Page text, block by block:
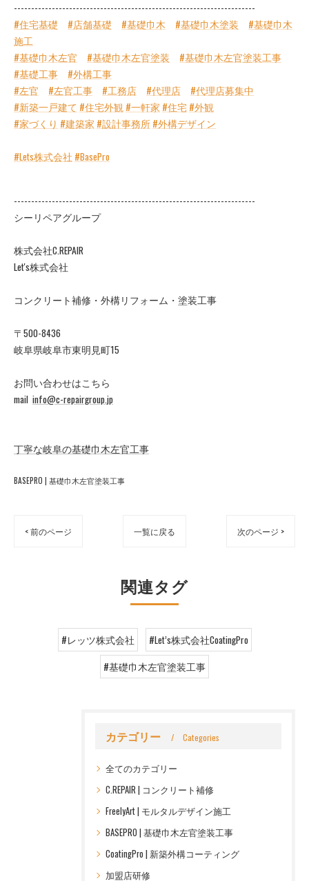
----------------------------------------------------------------------
#住宅基礎
#店舗基礎 #基礎巾木 #基礎巾木塗装
#基礎巾木
施工
#基礎巾木左官
#基礎巾木左官塗装
#基礎巾木左官塗装工事
#基礎工事
#外構工事
#左官
#左官工事 #工務店 #代理店
#代理店募集中
#新築一戸建て #住宅外観 #一軒家 #住宅 #外観
#家づくり #建築家 #設計事務所 #外構デザイン
#Lets株式会社 #BasePro
----------------------------------------------------------------------
シーリペアグループ
株式会社C.REPAIR
Let's株式会社
コンクリート補修・外構リフォーム・塗装工事
〒500-8436
岐阜県岐阜市東明見町15
お問い合わせはこちら
mail info@c-repairgroup.jp
丁寧な岐阜の基礎巾木左官工事
BASEPRO | 基礎巾木左官塗装工事
< 前のページ 一覧に戻る 次のページ >
関連タグ
#レッツ株式会社
#Let’s株式会社CoatingPro
#基礎巾木左官塗装工事
カテゴリー Categories
全てのカテゴリー
C.REPAIR | コンクリート補修
FreelyArt | モルタルデザイン施工
BASEPRO | 基礎巾木左官塗装工事
CoatingPro | 新築外構コーティング
加盟店研修